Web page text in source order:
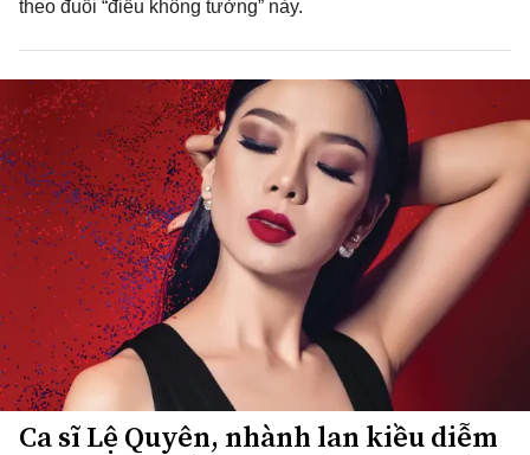
theo đuổi “điều không tưởng” này.
Ca sĩ Lệ Quyên, nhành lan kiều diễm